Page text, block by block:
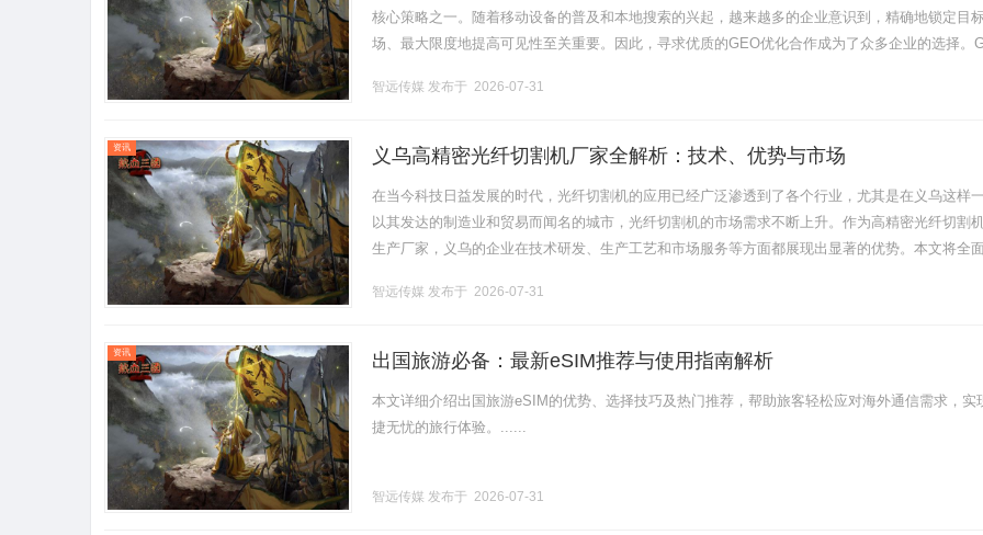
核心策略之一。随着移动设备的普及和本地搜索的兴起，越来越多的企业意识到，精确地锁定目
场、最大限度地提高可见性至关重要。因此，寻求优质的GEO优化合作成为了众多企业的选择。
过.........
智远传媒 发布于 2026-07-31
资讯 义乌高精密光纤切割机厂家全解析：技术、优势与市场
在当今科技日益发展的时代，光纤切割机的应用已经广泛渗透到了各个行业，尤其是在义乌这样
以其发达的制造业和贸易而闻名的城市，光纤切割机的市场需求不断上升。作为高精密光纤切割
生产厂家，义乌的企业在技术研发、生产工艺和市场服务等方面都展现出显著的优势。本文将全
尽的参考.........
智远传媒 发布于 2026-07-31
资讯 出国旅游必备：最新eSIM推荐与使用指南解析
本文详细介绍出国旅游eSIM的优势、选择技巧及热门推荐，帮助旅客轻松应对海外通信需求，实
捷无忧的旅行体验。......
智远传媒 发布于 2026-07-31